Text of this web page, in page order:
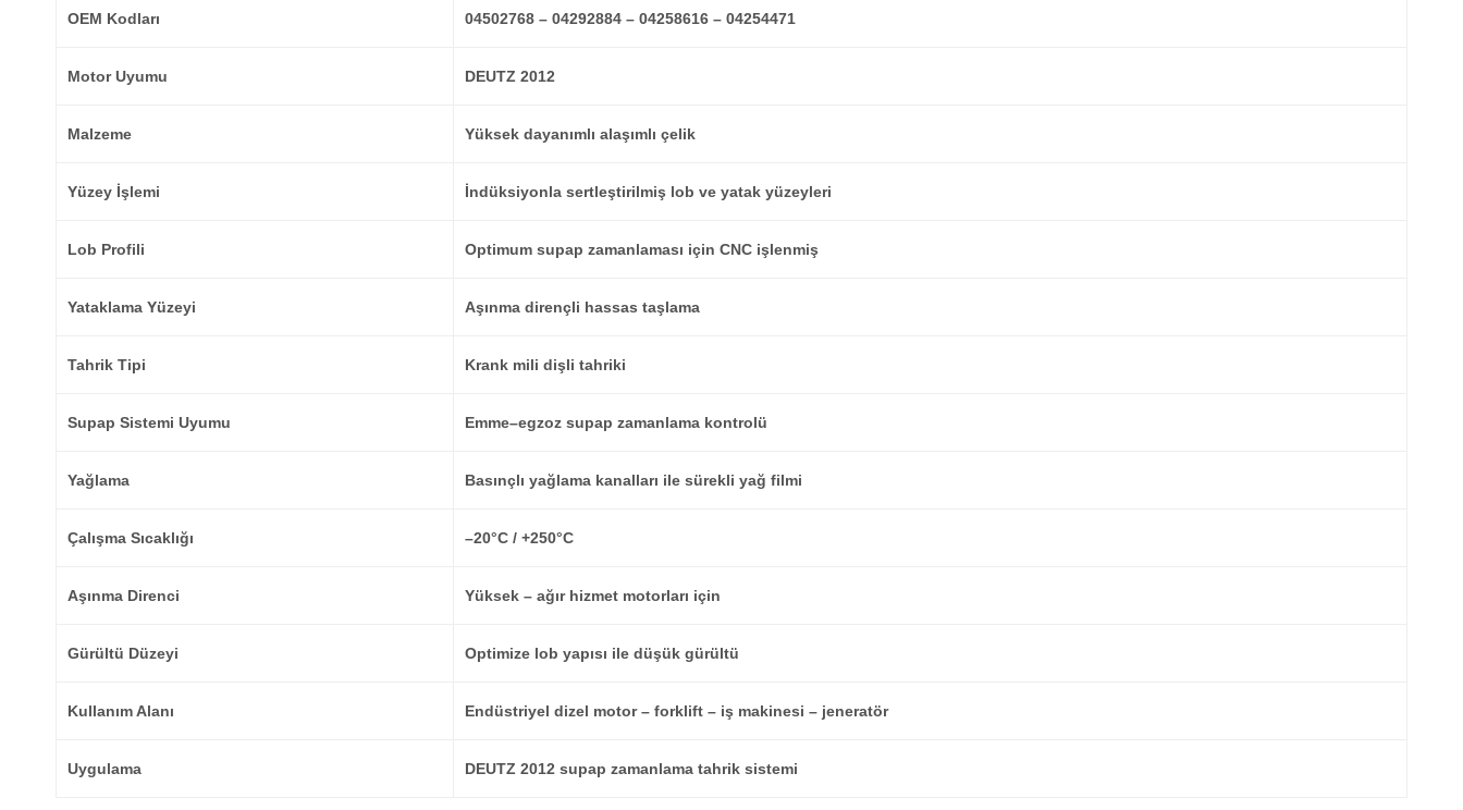
OEM Kodları 04502768 – 04292884 – 04258616 – 04254471
Motor Uyumu DEUTZ 2012
Malzeme Yüksek dayanımlı alaşımlı çelik
Yüzey İşlemi İndüksiyonla sertleştirilmiş lob ve yatak yüzeyleri
Lob Profili Optimum supap zamanlaması için CNC işlenmiş
Yataklama Yüzeyi Aşınma dirençli hassas taşlama
Tahrik Tipi Krank mili dişli tahriki
Supap Sistemi Uyumu Emme–egzoz supap zamanlama kontrolü
Yağlama Basınçlı yağlama kanalları ile sürekli yağ filmi
Çalışma Sıcaklığı –20°C / +250°C
Aşınma Direnci Yüksek – ağır hizmet motorları için
Gürültü Düzeyi Optimize lob yapısı ile düşük gürültü
Kullanım Alanı Endüstriyel dizel motor – forklift – iş makinesi – jeneratör
Uygulama DEUTZ 2012 supap zamanlama tahrik sistemi